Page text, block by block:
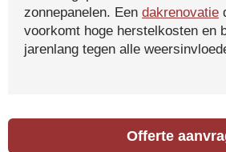
zonnepanelen. Een dakrenovatie
voorkomt hoge herstelkosten en
jarenlang tegen alle
Offerte